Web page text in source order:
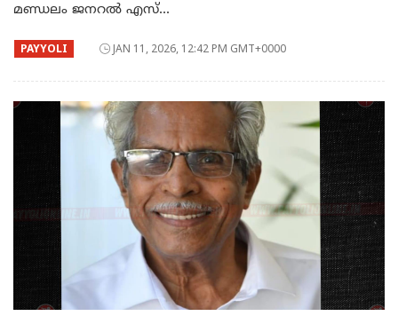
മണ്ഡലം ജനറൽ എസ്...
PAYYOLI JAN 11, 2026, 12:42 PM GMT+0000